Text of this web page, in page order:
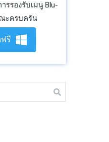
รรองรับเมนู Blu-
ะครบครัน
รี